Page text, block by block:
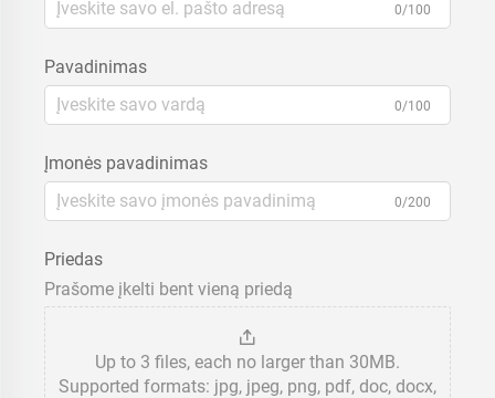
0/100
Pavadinimas
0/100
Įmonės pavadinimas
0/200
Priedas
Prašome įkelti bent vieną priedą
Up to 3 files, each no larger than 30MB.
Supported formats: jpg, jpeg, png, pdf, doc, docx,